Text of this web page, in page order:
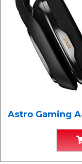
Astro Gaming